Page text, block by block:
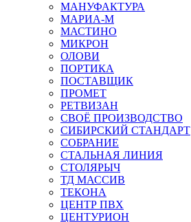
МАНУФАКТУРА
МАРИА-М
МАСТИНО
МИКРОН
ОЛОВИ
ПОРТИКА
ПОСТАВЩИК
ПРОМЕТ
РЕТВИЗАН
СВОЁ ПРОИЗВОДСТВО
СИБИРСКИЙ СТАНДАРТ
СОБРАНИЕ
СТАЛЬНАЯ ЛИНИЯ
СТОЛЯРЫЧ
ТД МАССИВ
ТЕКОНА
ЦЕНТР ПВХ
ЦЕНТУРИОН